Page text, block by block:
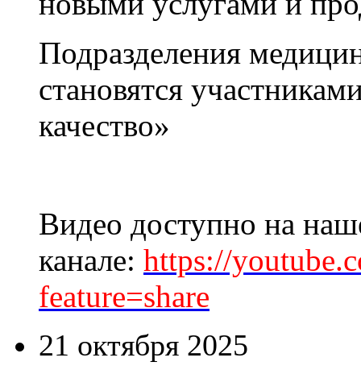
Подразделения
становятся
качество»
Видео доступно на
канале: https://
feature=share
21 октября 2025